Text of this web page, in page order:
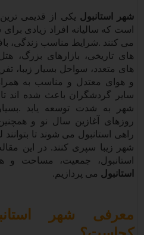
شهر استانبول یکی از قدیمی
است که سالیانه افراد زیادی
می کنند .شرایط مناسب زندگی،
های تاریخی، بازارهای بزرگ،
های متعدد، سواحل بسیار زیبا،
و هوای معتدل و مناسب به
سایر گردشگران باعث شده اند
شهر به شدت توسعه یابد .
روزهای آغازین سال نو و
راهی استانبول می شوند تا بتوانند
شهر زیبا سپری کنند. در این
استانبول، جمعیت، مساحت و
استانبول می پردازیم.
معرفی شهر